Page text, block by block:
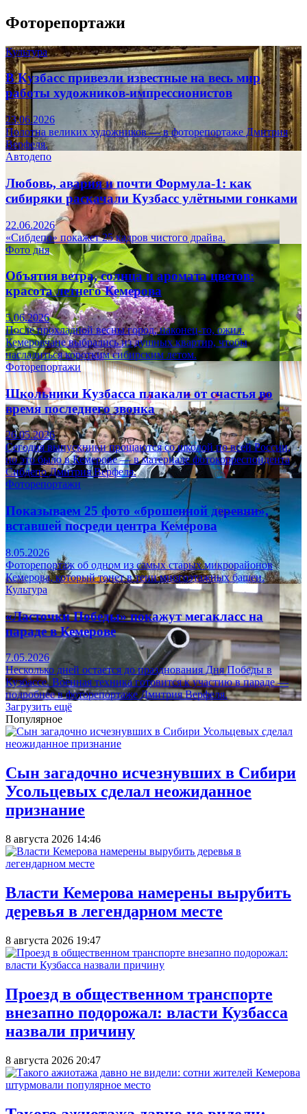
Фоторепортажи
Культура
В Кузбасс привезли известные на весь мир
работы художников-импрессионистов
23.06.2026
Полотна великих художников — в фоторепортаже Дмитрия
Верфеля.
Автодепо
Любовь, авария и почти Формула-1: как
сибиряки раскачали Кузбасс улётными гонками
22.06.2026
«Сибдепо» покажет 25 кадров чистого драйва.
Фото дня
Объятия ветра, солнца и аромата цветов:
красота летнего Кемерова
5.06.2026
После прохладной весны город, наконец-то, ожил.
Кемеровчане выбрались из душных квартир, чтобы
насладиться коротким сибирским летом.
Фоторепортажи
Школьники Кузбасса плакали от счастья во
время последнего звонка
26.05.2026
Сегодня выпускники прощаются со школой по всей России,
но это было в Кемерове — в материале фотокорреспондента
Сибдепо Дмитрия Верфеля.
Фоторепортажи
Показываем 25 фото «брошенной деревни»,
вставшей посреди центра Кемерова
8.05.2026
Фоторепортаж об одном из самых старых микрорайонов
Кемерова, который тонет в тени многоэтажных башен.
Культура
«Ласточки Победы» покажут мегакласс на
параде в Кемерове
7.05.2026
Несколько дней остается до празднования Дня Победы в
Кузбассе. Военная техника готовится к участию в параде —
подробнее в фоторепортаже Дмитрия Верфеля.
Загрузить ещё
Популярное
Сын загадочно исчезнувших в Сибири
Усольцевых сделал неожиданное
признание
8 августа 2026 14:46
Власти Кемерова намерены вырубить
деревья в легендарном месте
8 августа 2026 19:47
Проезд в общественном транспорте
внезапно подорожал: власти Кузбасса
назвали причину
8 августа 2026 20:47